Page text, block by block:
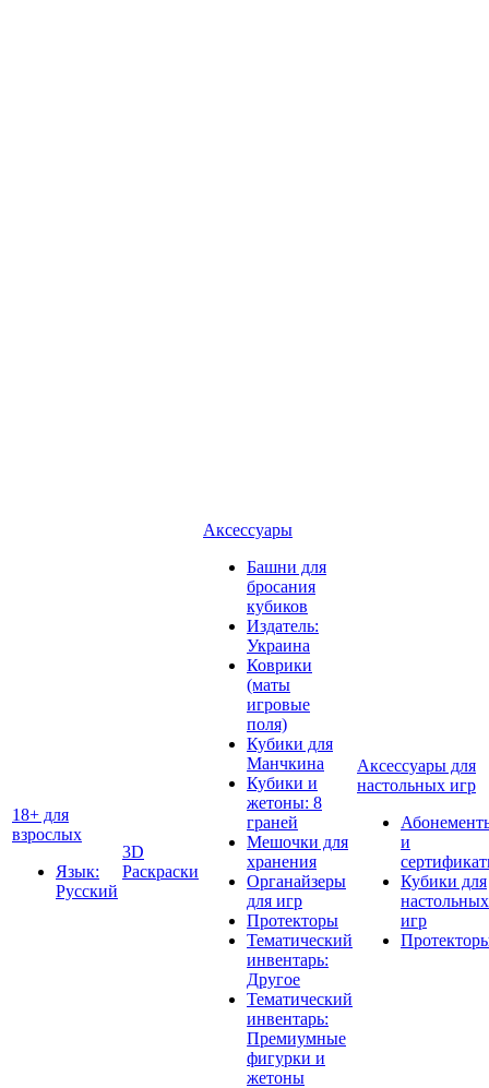
18+ для
взрослых
Язык:
Русский
3D
Раскраски
Аксессуары
Башни для
бросания
кубиков
Издатель:
Украина
Коврики
(маты
игровые
поля)
Кубики для
Манчкина
Кубики и
жетоны: 8
граней
Мешочки для
хранения
Органайзеры
для игр
Протекторы
Тематический
инвентарь:
Другое
Тематический
инвентарь:
Премиумные
фигурки и
жетоны
Аксессуары для
настольных игр
и
Кубики для
настольных
игр